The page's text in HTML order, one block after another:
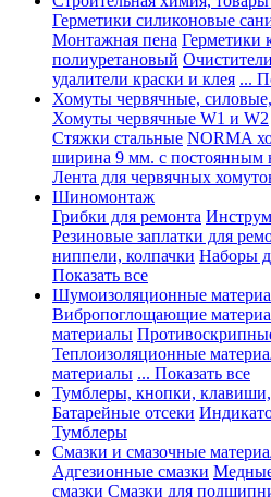
Герметики силиконовые
Монтажная пена Герметики
полиуретановый
удалители краски и клея ...
Хомуты червячные,
Хомуты червячные W1 и W2
Стяжки стальные NORMA
ширина 9 мм. с постоянным
Лента для червячных
Шиномонтаж
Грибки для ремонта
Резиновые заплатки для
ниппели, колпачки Наборы
Показать все
Шумоизоляционные
Вибропоглощающие
материалы
Теплоизоляционные
материалы ... Показать все
Тумблеры, кнопки,
Батарейные отсеки
Тумблеры
Смазки и смазочные
Адгезионные смазки
смазки Смазки для